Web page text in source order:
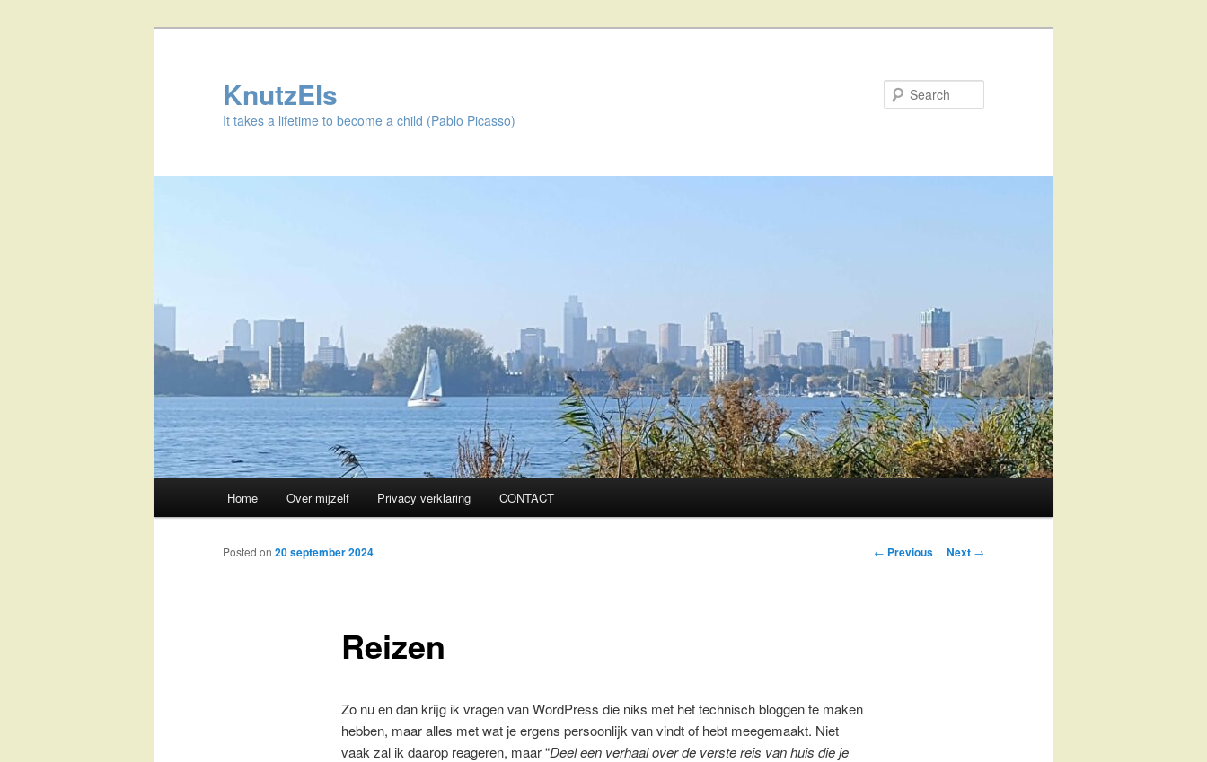
KnutzEls
It takes a lifetime to become a child (Pablo Picasso)
Skip
to
Home Over mijzelf Privacy verklaring CONTACT
Post
← Previous Next →
Reizen
Posted on 20 september 2024
Zo nu en dan krijg ik vragen van WordPress die niks met het technisch bloggen te maken
hebben, maar alles met wat je ergens persoonlijk van vindt of hebt meegemaakt. Niet
vaak zal ik daarop reageren, maar “Deel een verhaal over de verste reis van huis die je